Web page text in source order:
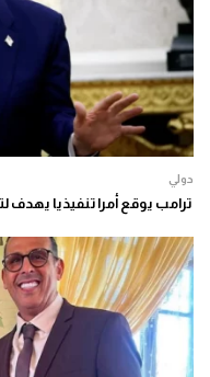
دولي
ترامب يوقع أمرا تنفيذيا يهدف